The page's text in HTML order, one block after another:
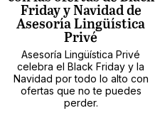
Friday y Navidad de
Asesoría Lingüística
Privé
Asesoría Lingüística Privé
celebra el Black Friday y la
Navidad por todo lo alto con
ofertas que no te puedes
perder.